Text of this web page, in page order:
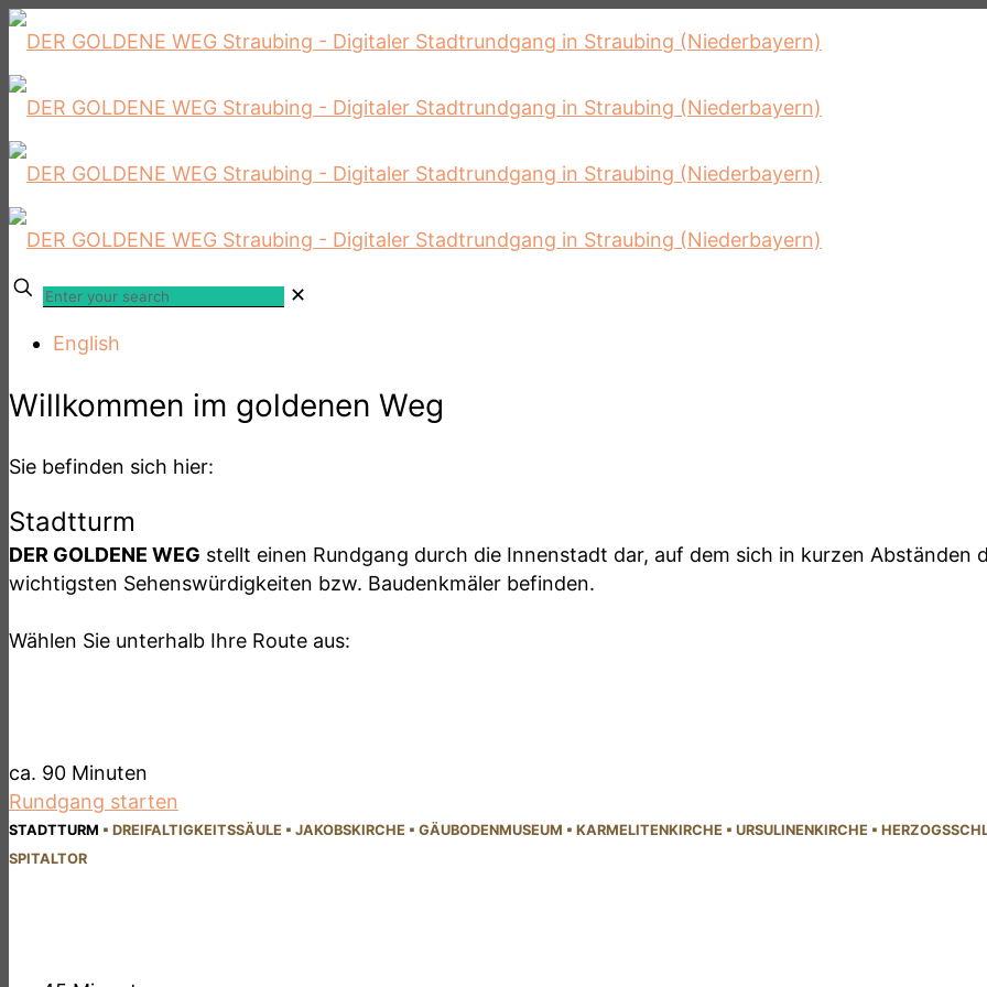
✕
English
Willkommen im goldenen Weg
Sie befinden sich hier:
Stadtturm
DER GOLDENE WEG stellt einen Rundgang durch die Innenstadt dar, auf dem sich in kurzen Ab­ständen
wichtigsten Sehens­würdigkeiten bzw. Bau­denk­mäler befinden.
Wählen Sie unterhalb Ihre Route aus:
ca. 90 Minuten
Rundgang starten
STADTTURM ▪ DREI­FALTIG­KEITSSÄULE ▪ JAKOBS­KIRCHE ▪ GÄUBODEN­MUSEUM ▪ KARMELITEN­KIRCHE ▪ URSULINEN­KIRCHE ▪
SPITALTOR